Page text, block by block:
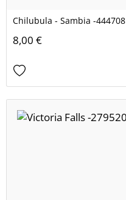
Chilubula - Sambia -444708
8,00 €